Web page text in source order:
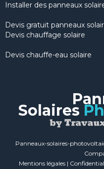
Installer des panneaux
Devis gratuit panneaux
Devis chauffage solaire
Devis chauffe-eau solaire
Solaires
Panneaux-solaires-
Mentions légales|